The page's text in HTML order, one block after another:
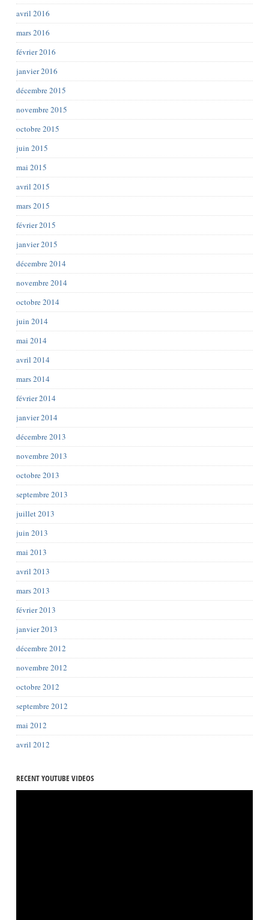
avril 2016
mars 2016
février 2016
janvier 2016
décembre 2015
novembre 2015
octobre 2015
juin 2015
mai 2015
avril 2015
mars 2015
février 2015
janvier 2015
décembre 2014
novembre 2014
octobre 2014
juin 2014
mai 2014
avril 2014
mars 2014
février 2014
janvier 2014
décembre 2013
novembre 2013
octobre 2013
septembre 2013
juillet 2013
juin 2013
mai 2013
avril 2013
mars 2013
février 2013
janvier 2013
décembre 2012
novembre 2012
octobre 2012
septembre 2012
mai 2012
avril 2012
RECENT YOUTUBE VIDEOS